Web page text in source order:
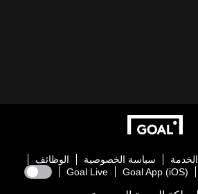
سياسة الخصوصية
الوظائف
Goal App (iOS)
Goal Live